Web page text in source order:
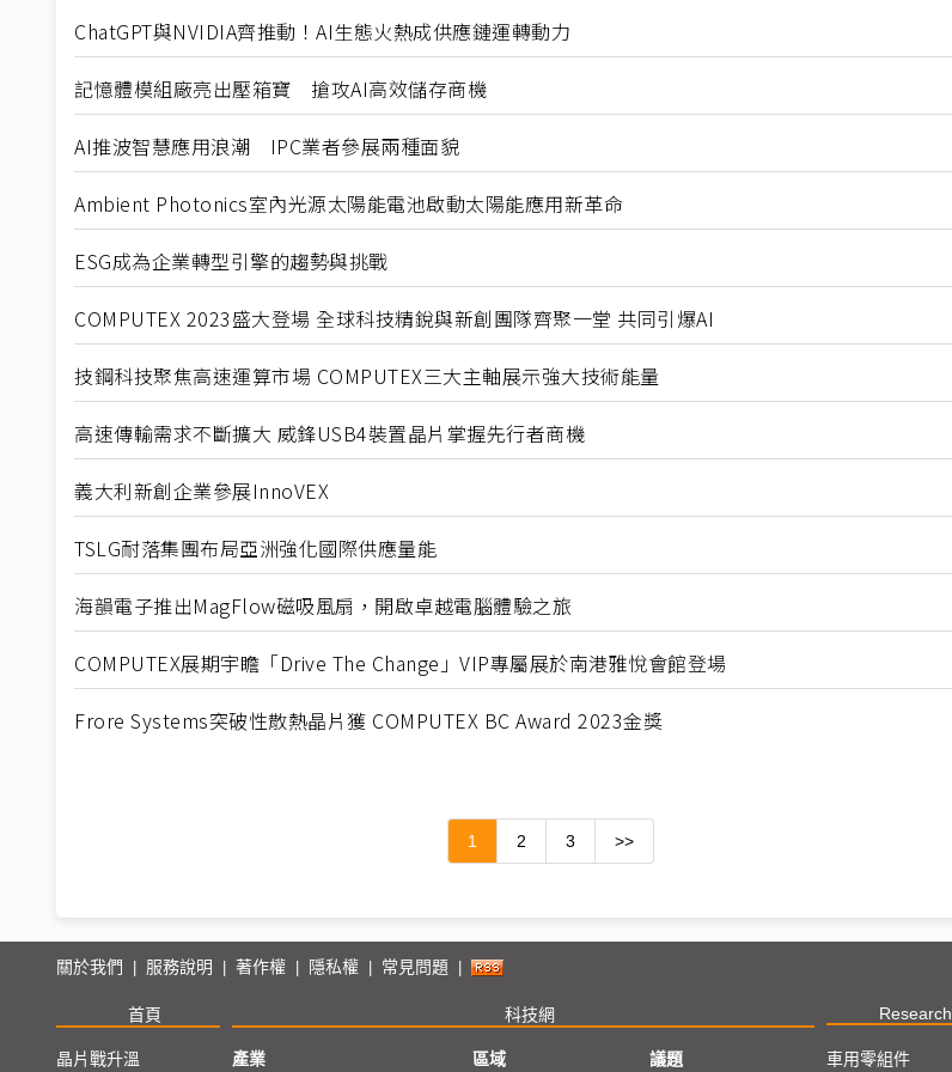
ChatGPT與NVIDIA齊推動！AI生態火熱成供應鏈運轉動力
記憶體模組廠亮出壓箱寶 搶攻AI高效儲存商機
AI推波智慧應用浪潮 IPC業者參展兩種面貌
Ambient Photonics室內光源太陽能電池啟動太陽能應用新革命
ESG成為企業轉型引擎的趨勢與挑戰
COMPUTEX 2023盛大登場 全球科技精銳與新創團隊齊聚一堂 共同引爆AI
技鋼科技聚焦高速運算市場 COMPUTEX三大主軸展示強大技術能量
高速傳輸需求不斷擴大 威鋒USB4裝置晶片掌握先行者商機
義大利新創企業參展InnoVEX
TSLG耐落集團布局亞洲強化國際供應量能
海韻電子推出MagFlow磁吸風扇，開啟卓越電腦體驗之旅
COMPUTEX展期宇瞻「Drive The Change」VIP專屬展於南港雅悅會館登場
Frore Systems突破性散熱晶片獲 COMPUTEX BC Award 2023金獎
1 2 3 >>
關於我們 服務說明 著作權 隱私權 常見問題
首頁 科技網 Research
晶片戰升溫 產業 區域 議題 車用零組件